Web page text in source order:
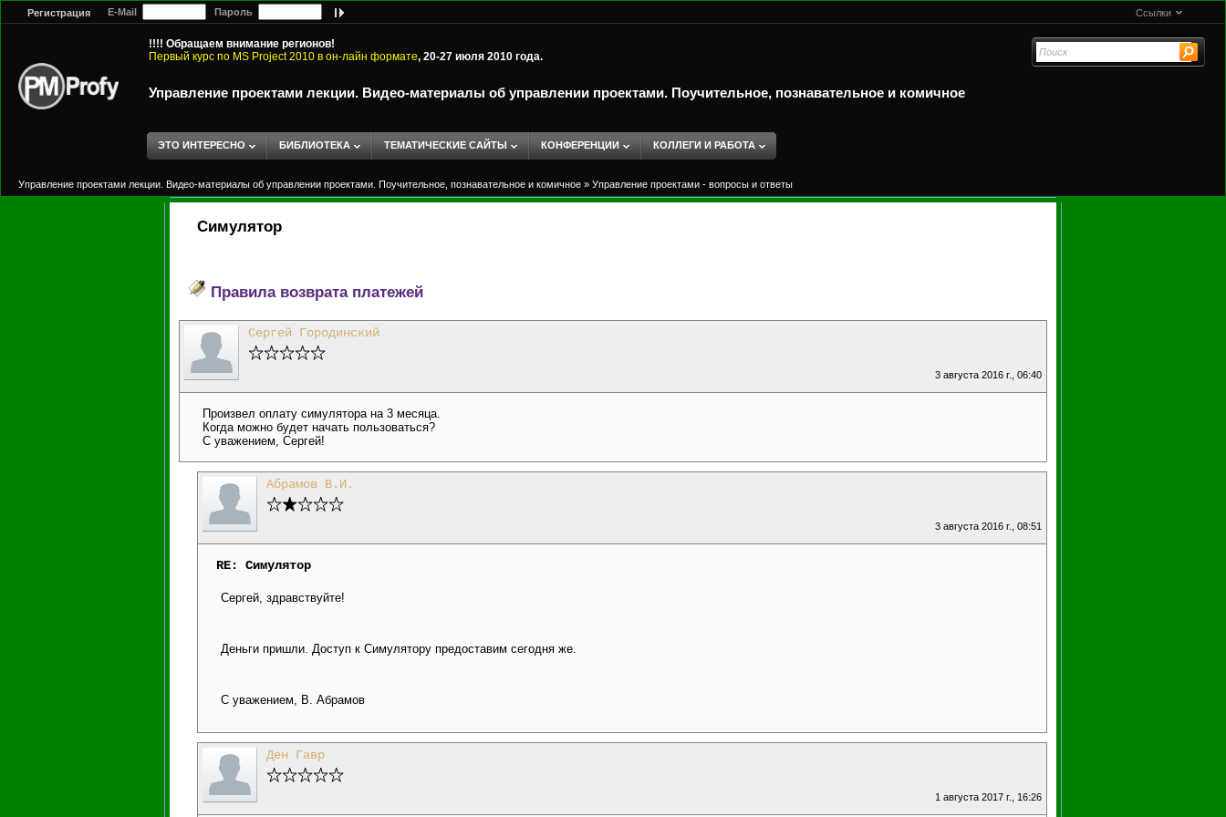
Регистрация E-Mail Пароль Ссылки
!!!! Обращаем внимание регионов!
Первый курс по MS Project 2010 в он-лайн формате, 20-27 июля 2010 года.
Управление проектами лекции. Видео-материалы об управлении проектами. Поучительное, познавательное и комичное
ЭТО ИНТЕРЕСНО БИБЛИОТЕКА ТЕМАТИЧЕСКИЕ САЙТЫ КОНФЕРЕНЦИИ КОЛЛЕГИ И РАБОТА
Управление проектами лекции. Видео-материалы об управлении проектами. Поучительное, познавательное и комичное » Управление проектами - вопросы и ответы
Симулятор
Правила возврата платежей
Сергей Городинский
3 августа 2016 г., 06:40
Произвел оплату симулятора на 3 месяца.
Когда можно будет начать пользоваться?
С уважением, Сергей!
Абрамов В.И.
3 августа 2016 г., 08:51
RE: Симулятор
Сергей, здравствуйте!
Деньги пришли. Доступ к Симулятору предоставим сегодня же.
С уважением, В. Абрамов
Ден Гавр
1 августа 2017 г., 16:26